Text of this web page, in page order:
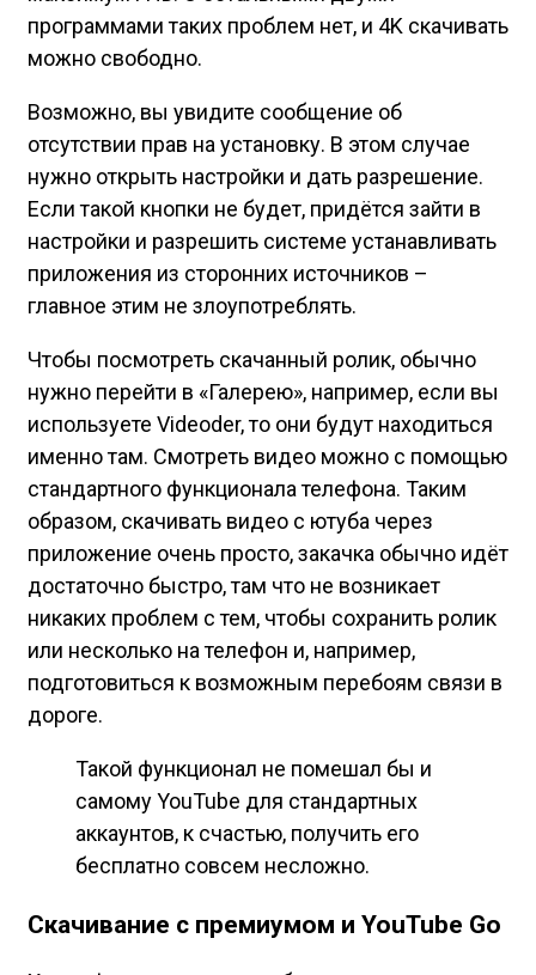
программами таких проблем нет, и 4K скачивать
можно свободно.
Возможно, вы увидите сообщение об
отсутствии прав на установку. В этом случае
нужно открыть настройки и дать разрешение.
Если такой кнопки не будет, придётся зайти в
настройки и разрешить системе устанавливать
приложения из сторонних источников –
главное этим не злоупотреблять.
Чтобы посмотреть скачанный ролик, обычно
нужно перейти в «Галерею», например, если вы
используете Videoder, то они будут находиться
именно там. Смотреть видео можно с помощью
стандартного функционала телефона. Таким
образом, скачивать видео с ютуба через
приложение очень просто, закачка обычно идёт
достаточно быстро, там что не возникает
никаких проблем с тем, чтобы сохранить ролик
или несколько на телефон и, например,
подготовиться к возможным перебоям связи в
дороге.
Такой функционал не помешал бы и
самому YouTube для стандартных
аккаунтов, к счастью, получить его
бесплатно совсем несложно.
Скачивание с премиумом и YouTube Go